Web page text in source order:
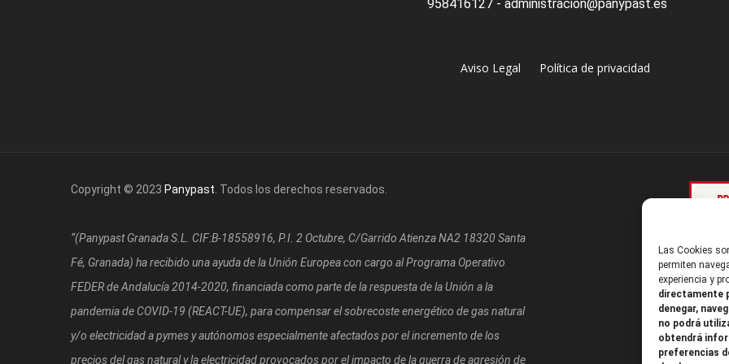
Las Cookies
permiten
experiencia y
directamente
denegar,
no podrá
obtendrá
preferencias
958416127 - administracion@panypast.es
Aviso Legal Política de privacidad
Copyright © 2023 Panypast . Todos los derechos reservados.
“(Panypast Granada S.L. CIF:B-18558916, P.I. 2 Octubre, C/Garrido Atienza NA2 18320 Santa
Fé, Granada) ha recibido una ayuda de la Unión Europea con cargo al Programa Operativo
FEDER de Andalucía 2014-2020, financiada como parte de la respuesta de la Unión a la
pandemia de COVID-19 (REACT-UE), para compensar el sobrecoste energético de gas natural
y/o electricidad a pymes y autónomos especialmente afectados por el incremento de los
precios del gas natural y la electricidad provocados por el impacto de la guerra de agresión de